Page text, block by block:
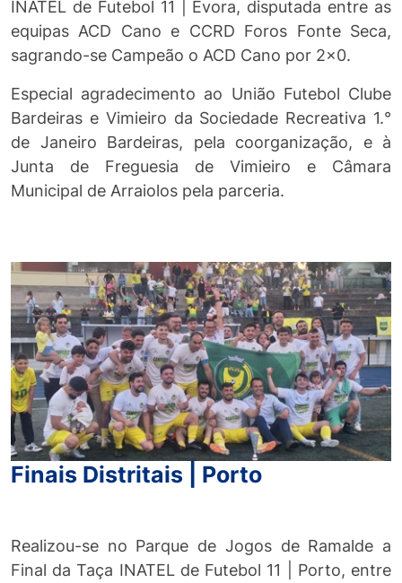
INATEL de Futebol 11 | Évora, disputada entre as
equipas ACD Cano e CCRD Foros Fonte Seca,
sagrando-se Campeão o ACD Cano por 2x0.
Especial agradecimento ao União Futebol Clube
Bardeiras e Vimieiro da Sociedade Recreativa 1.°
de Janeiro Bardeiras, pela coorganização, e à
Junta de Freguesia de Vimieiro e Câmara
Municipal de Arraiolos pela parceria.
Finais Distritais | Porto
Realizou-se no Parque de Jogos de Ramalde a
Final da Taça INATEL de Futebol 11 | Porto, entre